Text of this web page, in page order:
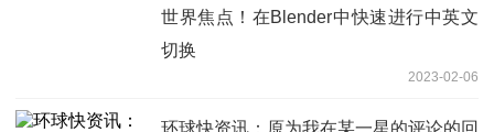
世界焦点！在Blender中快速进行中英文
切换
2023-02-06